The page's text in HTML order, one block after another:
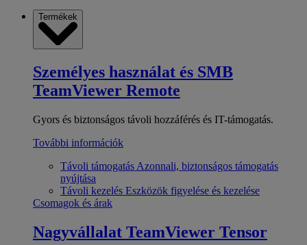
Termékek
Személyes használat és SMB
TeamViewer Remote
Gyors és biztonságos távoli hozzáférés és IT-támogatás.
További információk
Távoli támogatás Azonnali, biztonságos támogatás
nyújtása
Távoli kezelés Eszközök figyelése és kezelése
Csomagok és árak
Nagyvállalat TeamViewer Tensor